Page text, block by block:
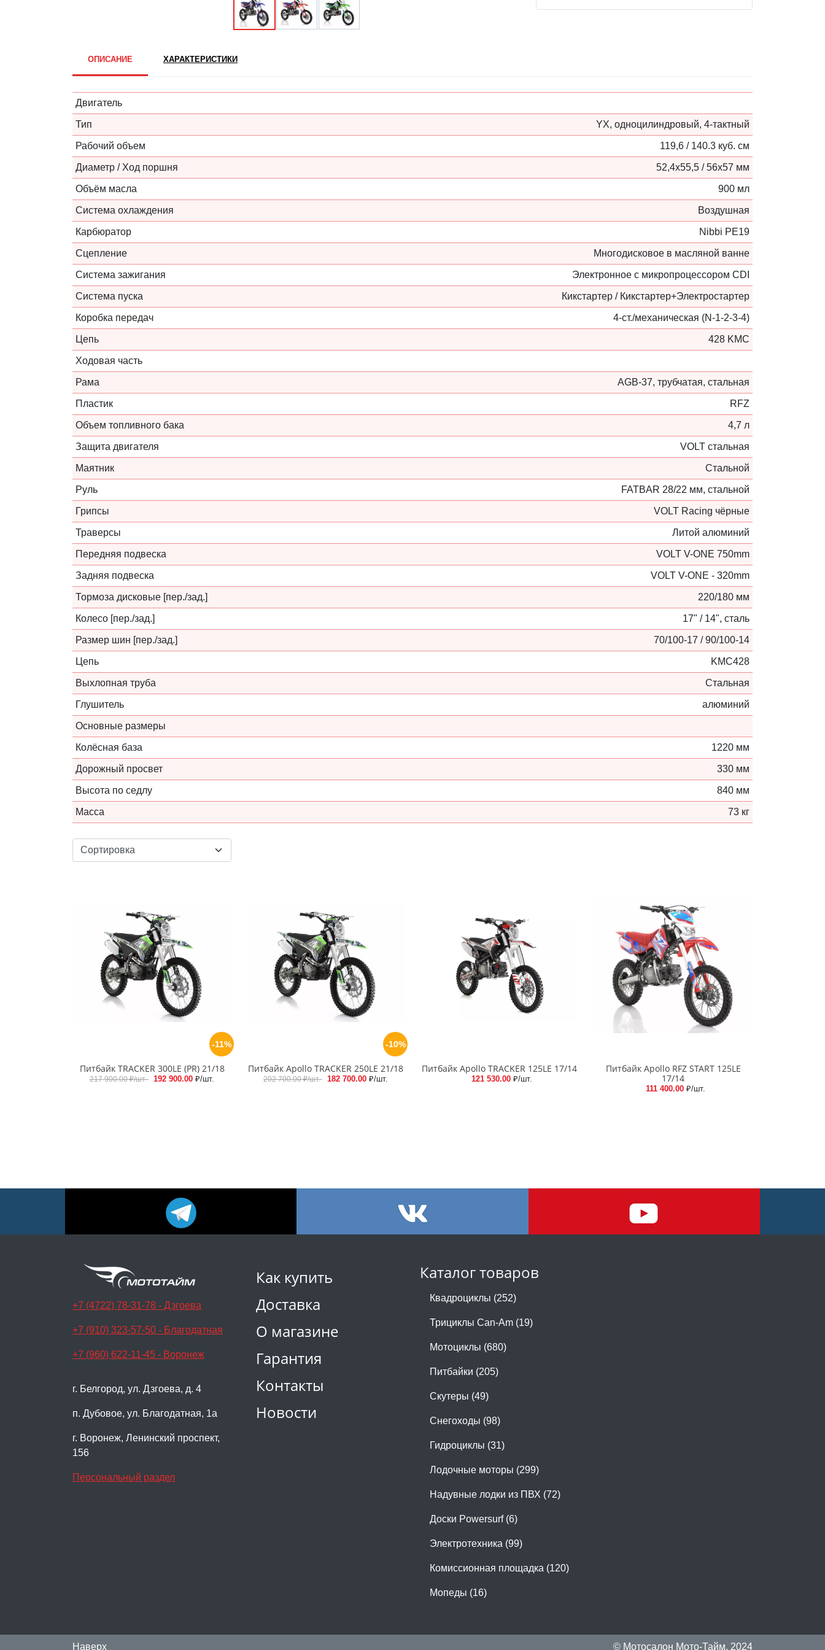
ОПИСАНИЕ ХАРАКТЕРИСТИКИ
Двигатель
Тип YX, одноцилиндровый, 4-тактный
Рабочий объем 119,6 / 140.3 куб. см
Диаметр / Ход поршня 52,4x55,5 / 56x57 мм
Объём масла 900 мл
Система охлаждения Воздушная
Карбюратор Nibbi PE19
Сцепление Многодисковое в масляной ванне
Система зажигания Электронное c микропроцессором CDI
Система пуска Кикстартер / Кикстартер+Электростартер
Коробка передач 4-ст./механическая (N-1-2-3-4)
Цепь 428 KMC
Ходовая часть
Рама AGB-37, трубчатая, стальная
Пластик RFZ
Объем топливного бака 4,7 л
Защита двигателя VOLT стальная
Маятник Стальной
Руль FATBAR 28/22 мм, стальной
Грипсы VOLT Racing чёрные
Траверсы Литой алюминий
Передняя подвеска VOLT V-ONE 750mm
Задняя подвеска VOLT V-ONE - 320mm
Тормоза дисковые [пер./зад.] 220/180 мм
Колесо [пер./зад.] 17" / 14", сталь
Размер шин [пер./зад.] 70/100-17 / 90/100-14
Цепь KMC428
Выхлопная труба Стальная
Глушитель алюминий
Основные размеры
Колёсная база 1220 мм
Дорожный просвет 330 мм
Высота по седлу 840 мм
Масса 73 кг
-11%
Питбайк TRACKER 300LE (PR) 21/18
217 900.00₽/шт. 192 900.00 ₽/шт.
-10%
Питбайк Apollo TRACKER 250LE 21/18
202 700.00₽/шт. 182 700.00 ₽/шт.
Питбайк Apollo TRACKER 125LE 17/14
121 530.00 ₽/шт.
Питбайк Apollo RFZ START 125LE
17/14
111 400.00 ₽/шт.
Как купить
Доставка
О магазине
Гарантия
Контакты
Новости
Каталог товаров
Квадроциклы (252)
Трициклы Can-Am (19)
Мотоциклы (680)
Питбайки (205)
Скутеры (49)
Снегоходы (98)
Гидроциклы (31)
Лодочные моторы (299)
Надувные лодки из ПВХ (72)
Доски Powersurf (6)
Электротехника (99)
Комиссионная площадка (120)
Мопеды (16)
+7 (4722) 78-31-78 - Дзгоева
+7 (910) 323-57-50 - Благодатная
+7 (960) 622-11-45 - Воронеж
г. Белгород, ул. Дзгоева, д. 4
п. Дубовое, ул. Благодатная, 1а
г. Воронеж, Ленинский проспект,
156
Персональный раздел
Наверх © Мотосалон Мото-Тайм, 2024